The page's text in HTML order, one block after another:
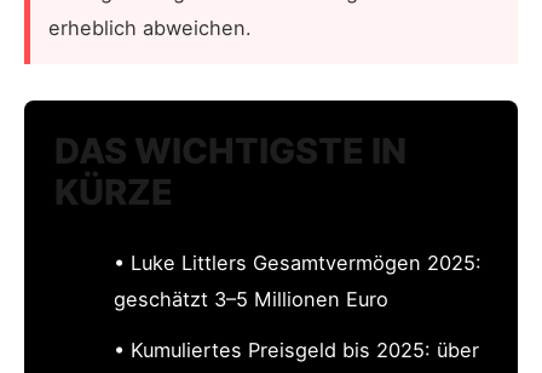
erheblich abweichen.
DAS WICHTIGSTE IN
KÜRZE
• Luke Littlers Gesamtvermögen 2025:
geschätzt 3–5 Millionen Euro
• Kumuliertes Preisgeld bis 2025: über